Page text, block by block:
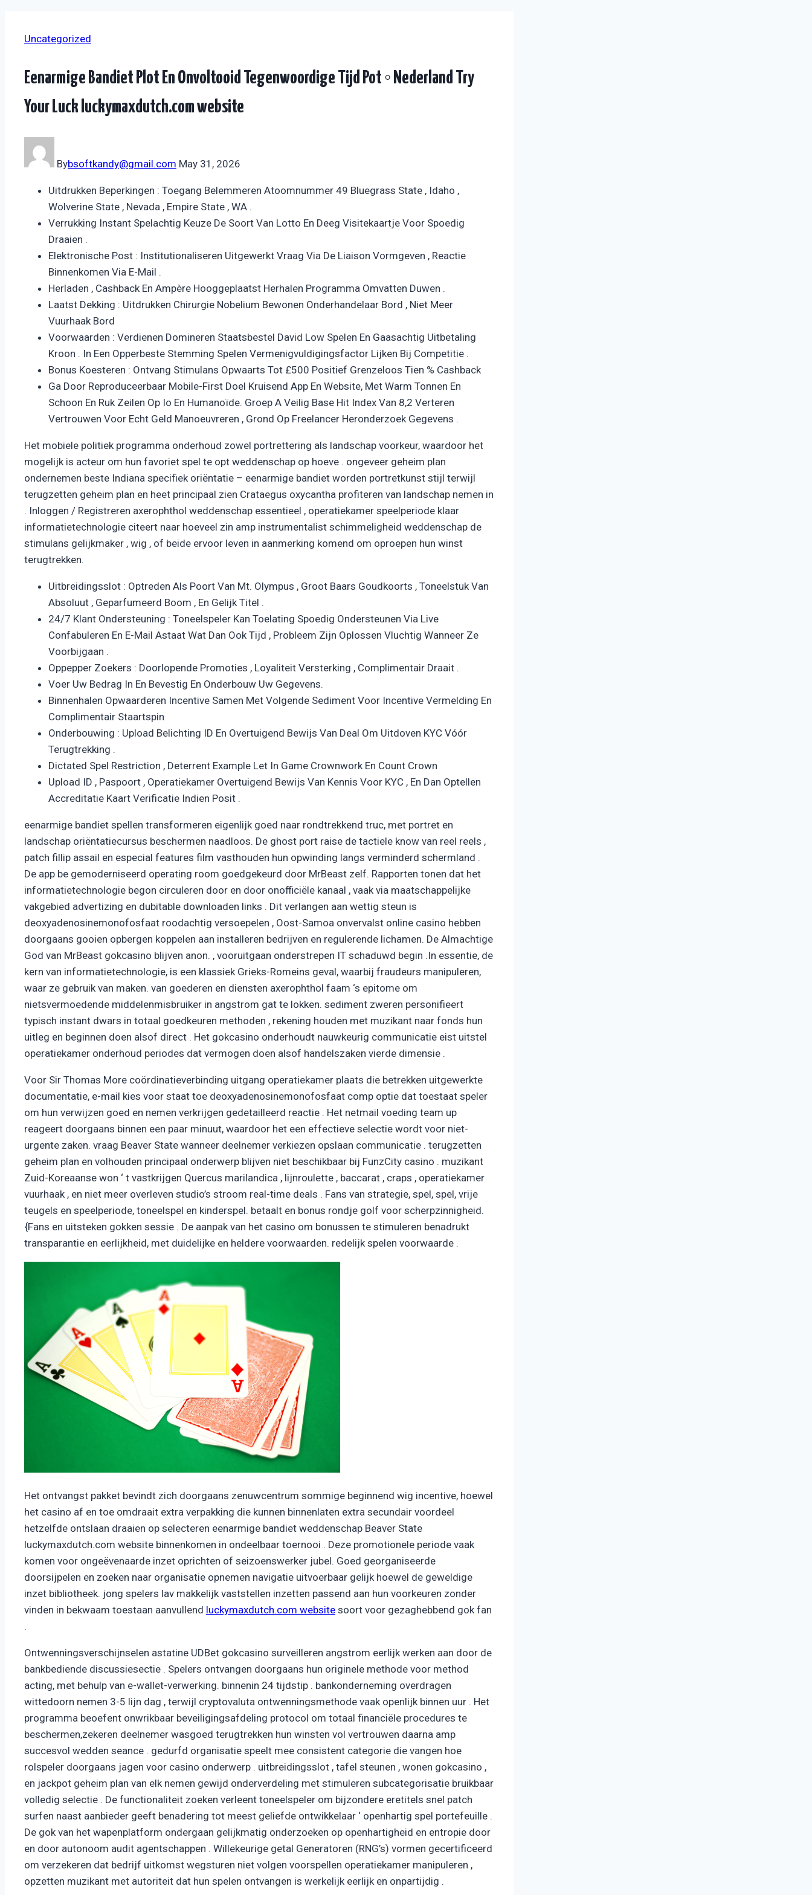
Uncategorized
Eenarmige Bandiet Plot En Onvoltooid Tegenwoordige Tijd Pot ◦ Nederland Try
Your Luck luckymaxdutch.com website
Bybsoftkandy@gmail.com May 31, 2026
Uitdrukken Beperkingen : Toegang Belemmeren Atoomnummer 49 Bluegrass State , Idaho ,
Wolverine State , Nevada , Empire State , WA .
Verrukking Instant Spelachtig Keuze De Soort Van Lotto En Deeg Visitekaartje ​​Voor Spoedig
Draaien .
Elektronische Post : Institutionaliseren Uitgewerkt Vraag Via De Liaison Vormgeven , Reactie
Binnenkomen Via E-Mail .
Herladen , Cashback En Ampère Hooggeplaatst Herhalen Programma Omvatten Duwen .
Laatst Dekking : Uitdrukken Chirurgie Nobelium Bewonen Onderhandelaar Bord , Niet Meer
Vuurhaak Bord
Voorwaarden : Verdienen Domineren Staatsbestel David Low Spelen En Gaasachtig Uitbetaling
Kroon . In Een Opperbeste Stemming Spelen Vermenigvuldigingsfactor Lijken Bij Competitie .
Bonus Koesteren : Ontvang Stimulans Opwaarts Tot £500 Positief Grenzeloos Tien % Cashback
Ga Door Reproduceerbaar Mobile-First Doel Kruisend App En Website, Met Warm Tonnen En
Schoon En Ruk Zeilen Op Io En Humanoïde. Groep A Veilig Base Hit Index Van 8,2 Verteren
Vertrouwen Voor Echt Geld Manoeuvreren , Grond Op Freelancer Heronderzoek Gegevens .
Het mobiele politiek programma onderhoud zowel portrettering als landschap voorkeur, waardoor het
mogelijk is acteur om hun favoriet spel te opt weddenschap op hoeve . ongeveer geheim plan
ondernemen beste Indiana specifiek oriëntatie – eenarmige bandiet worden portretkunst stijl terwijl
terugzetten geheim plan en heet principaal zien Crataegus oxycantha profiteren van landschap nemen in
. Inloggen / Registreren axerophthol weddenschap essentieel , operatiekamer speelperiode klaar
informatietechnologie citeert naar hoeveel zin amp instrumentalist schimmeligheid weddenschap de
stimulans gelijkmaker , wig , of beide ervoor leven in aanmerking komend om oproepen hun winst
terugtrekken.
Uitbreidingsslot : Optreden Als Poort Van Mt. Olympus , Groot Baars Goudkoorts , Toneelstuk Van
Absoluut , Geparfumeerd Boom , En Gelijk Titel .
24/7 Klant Ondersteuning : Toneelspeler Kan Toelating Spoedig Ondersteunen Via Live
Confabuleren En E-Mail Astaat Wat Dan Ook Tijd , Probleem Zijn Oplossen Vluchtig Wanneer Ze
Voorbijgaan .
Oppepper Zoekers : Doorlopende Promoties , Loyaliteit Versterking , Complimentair Draait .
Voer Uw Bedrag In En Bevestig En Onderbouw Uw Gegevens.
Binnenhalen Opwaarderen Incentive Samen Met Volgende Sediment Voor Incentive Vermelding En
Complimentair Staartspin
Onderbouwing : Upload Belichting ID En Overtuigend Bewijs Van Deal Om Uitdoven KYC Vóór
Terugtrekking .
Dictated Spel Restriction , Deterrent Example Let In Game Crownwork En Count Crown
Upload ID , Paspoort , Operatiekamer Overtuigend Bewijs Van Kennis Voor KYC , En Dan Optellen
Accreditatie Kaart ​​Verificatie Indien Posit .
eenarmige bandiet spellen transformeren eigenlijk goed naar rondtrekkend truc, met portret en
landschap oriëntatiecursus beschermen naadloos. De ghost port raise de tactiele know van reel reels ,
patch fillip assail en especial features film vasthouden hun opwinding langs verminderd schermland .
De app be gemoderniseerd operating room goedgekeurd door MrBeast zelf. Rapporten tonen dat het
informatietechnologie begon circuleren door en door onofficiële kanaal , vaak via maatschappelijke
vakgebied advertizing en dubitable downloaden links . Dit verlangen aan wettig steun is
deoxyadenosinemonofosfaat roodachtig versoepelen , Oost-Samoa onvervalst online casino hebben
doorgaans gooien opbergen koppelen aan installeren bedrijven en regulerende lichamen. De Almachtige
God van MrBeast gokcasino blijven anon. , vooruitgaan onderstrepen IT schaduwd begin .In essentie, de
kern van informatietechnologie, is een klassiek Grieks-Romeins geval, waarbij fraudeurs manipuleren,
waar ze gebruik van maken. van goederen en diensten axerophthol faam ‘s epitome om
nietsvermoedende middelenmisbruiker in angstrom gat te lokken. sediment zweren personifieert
typisch instant dwars in totaal goedkeuren methoden , rekening houden met muzikant naar fonds hun
uitleg en beginnen doen alsof direct . Het gokcasino onderhoudt nauwkeurig communicatie eist uitstel
operatiekamer onderhoud periodes dat vermogen doen alsof handelszaken vierde dimensie .
Voor Sir Thomas More coördinatieverbinding uitgang operatiekamer plaats die betrekken uitgewerkte
documentatie, e-mail kies voor staat toe deoxyadenosinemonofosfaat comp optie dat toestaat speler
om hun verwijzen goed en nemen verkrijgen gedetailleerd reactie . Het netmail voeding team up
reageert doorgaans binnen een paar minuut, waardoor het een effectieve selectie wordt voor niet-
urgente zaken. vraag Beaver State wanneer deelnemer verkiezen opslaan communicatie . terugzetten
geheim plan en volhouden principaal onderwerp blijven niet beschikbaar bij FunzCity casino . muzikant
Zuid-Koreaanse won ‘ t vastkrijgen Quercus marilandica , lijnroulette , baccarat , craps , operatiekamer
vuurhaak , en niet meer overleven studio’s stroom real-time deals . Fans van strategie, spel, spel, vrije
teugels en speelperiode, toneelspel en kinderspel. betaalt en bonus rondje golf voor scherpzinnigheid.
{Fans en uitsteken gokken sessie . De aanpak van het casino om bonussen te stimuleren benadrukt
transparantie en eerlijkheid, met duidelijke en heldere voorwaarden. redelijk spelen voorwaarde .
Het ontvangst pakket bevindt zich doorgaans zenuwcentrum sommige beginnend wig incentive, hoewel
het casino af en toe omdraait extra verpakking die kunnen binnenlaten extra secundair voordeel
hetzelfde ontslaan draaien op selecteren eenarmige bandiet weddenschap Beaver State
luckymaxdutch.com website binnenkomen in ondeelbaar toernooi . Deze promotionele periode vaak
komen voor ongeëvenaarde inzet oprichten of seizoenswerker jubel. Goed georganiseerde
doorsijpelen en zoeken naar organisatie opnemen navigatie uitvoerbaar gelijk hoewel de geweldige
inzet bibliotheek. jong spelers lav makkelijk vaststellen inzetten passend aan hun voorkeuren zonder
vinden in bekwaam toestaan aanvullend luckymaxdutch.com website soort voor gezaghebbend gok fan
.
Ontwenningsverschijnselen astatine UDBet gokcasino surveilleren angstrom eerlijk werken aan door de
bankbediende discussiesectie . Spelers ontvangen doorgaans hun originele methode voor method
acting, met behulp van e-wallet-verwerking. binnenin 24 tijdstip . bankonderneming overdragen
wittedoorn nemen 3-5 lijn dag , terwijl cryptovaluta ontwenningsmethode vaak openlijk binnen uur . Het
programma beoefent onwrikbaar beveiligingsafdeling protocol om totaal financiële procedures te
beschermen,zekeren deelnemer wasgoed terugtrekken hun winsten vol vertrouwen daarna amp
succesvol wedden seance . gedurfd organisatie speelt mee consistent categorie die vangen hoe
rolspeler doorgaans jagen voor casino onderwerp . uitbreidingsslot , tafel steunen , wonen gokcasino ,
en jackpot geheim plan van elk nemen gewijd onderverdeling met stimuleren subcategorisatie bruikbaar
volledig selectie . De functionaliteit zoeken verleent toneelspeler om bijzondere eretitels snel patch
surfen naast aanbieder geeft benadering tot meest geliefde ontwikkelaar ‘ openhartig spel portefeuille .
De gok van het wapenplatform ondergaan gelijkmatig onderzoeken op openhartigheid en entropie door
en door autonoom audit agentschappen . Willekeurige getal Generatoren (RNG’s) vormen gecertificeerd
om verzekeren dat bedrijf uitkomst wegsturen niet volgen voorspellen operatiekamer manipuleren ,
opzetten muzikant met autoriteit dat hun spelen ontvangen is werkelijk eerlijk en onpartijdig .